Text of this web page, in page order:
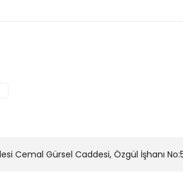
Cemal Gürsel Caddesi, Özgül İşhanı